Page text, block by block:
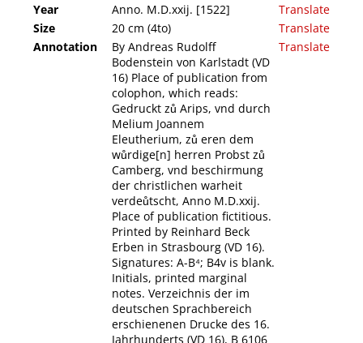
Year Anno. M.D.xxij. [1522]
Translate
Size
20 cm (4to)
Translate
Annotation
By Andreas Rudolff
Bodenstein von Karlstadt (VD
16) Place of publication from
colophon, which reads:
Gedruckt zů Arips, vnd durch
Melium Joannem
Eleutherium, zů eren dem
wůrdige[n] herren Probst zů
Camberg, vnd beschirmung
der christlichen warheit
verdeůtscht, Anno M.D.xxij.
Place of publication fictitious.
Printed by Reinhard Beck
Erben in Strasbourg (VD 16).
Signatures: A-B⁴; B4v is blank.
Initials, printed marginal
notes. Verzeichnis der im
deutschen Sprachbereich
erschienenen Drucke des 16.
Jahrhunderts (VD 16), B 6106
Translate